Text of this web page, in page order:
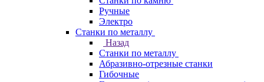
Ручные
Электро
Станки по металлу
Назад
Станки по металлу
Абразивно-отрезные станки
Гибочные